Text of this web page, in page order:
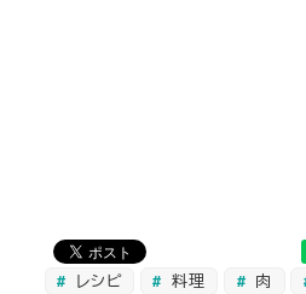
レシピ 料理 肉